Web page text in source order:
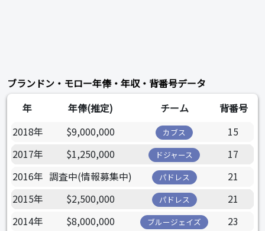
ブランドン・モロー年俸・年収・背番号データ
年
年俸(推定) チーム
背番号
2018年
$9,000,000 カブス
15
2017年
$1,250,000 ドジャース
17
2016年 調査中(情報募集中) パドレス
21
2015年
$2,500,000 パドレス
21
2014年
$8,000,000 ブルージェイズ
23